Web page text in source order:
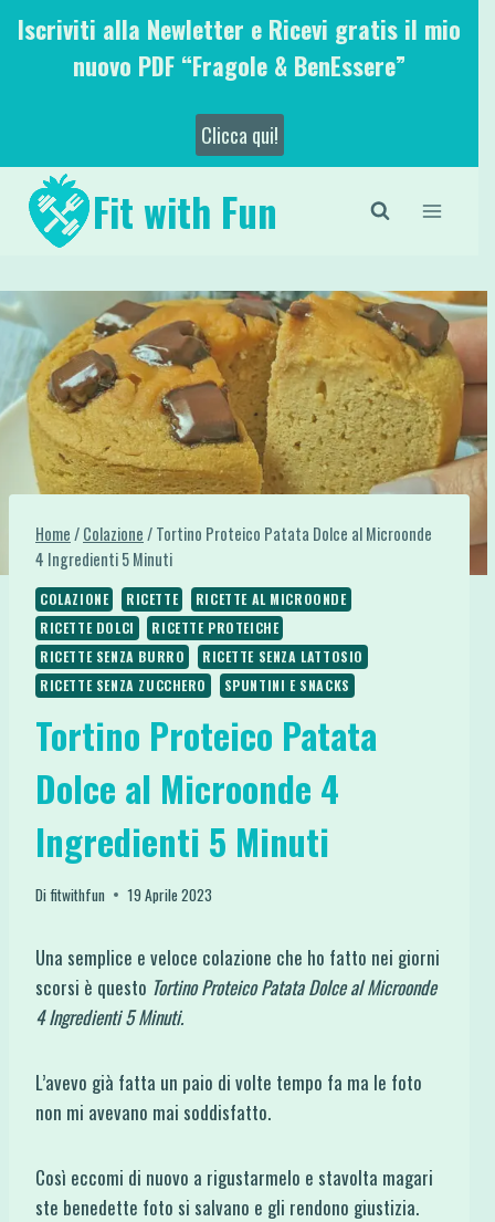
SaltaIscriviti alla Newletter e Ricevi gratis il mio
nuovo PDF “Fragole & BenEssere”
Clicca qui!
Fit with Fun
Home/Colazione/Tortino Proteico Patata Dolce al Microonde
4 Ingredienti 5 Minuti
COLAZIONE RICETTE
RICETTE AL MICROONDE
RICETTE DOLCI
RICETTE PROTEICHE
RICETTE SENZA BURRO
RICETTE SENZA LATTOSIO
RICETTE SENZA ZUCCHERO
SPUNTINI E SNACKS
Tortino Proteico Patata
Dolce al Microonde 4
Ingredienti 5 Minuti
Difitwithfun 19 Aprile 2023
Una semplice e veloce colazione che ho fatto nei giorni
scorsi è questo Tortino Proteico Patata Dolce al Microonde
4 Ingredienti 5 Minuti.
L’avevo già fatta un paio di volte tempo fa ma le foto
non mi avevano mai soddisfatto.
Così eccomi di nuovo a rigustarmelo e stavolta magari
ste benedette foto si salvano e gli rendono giustizia.